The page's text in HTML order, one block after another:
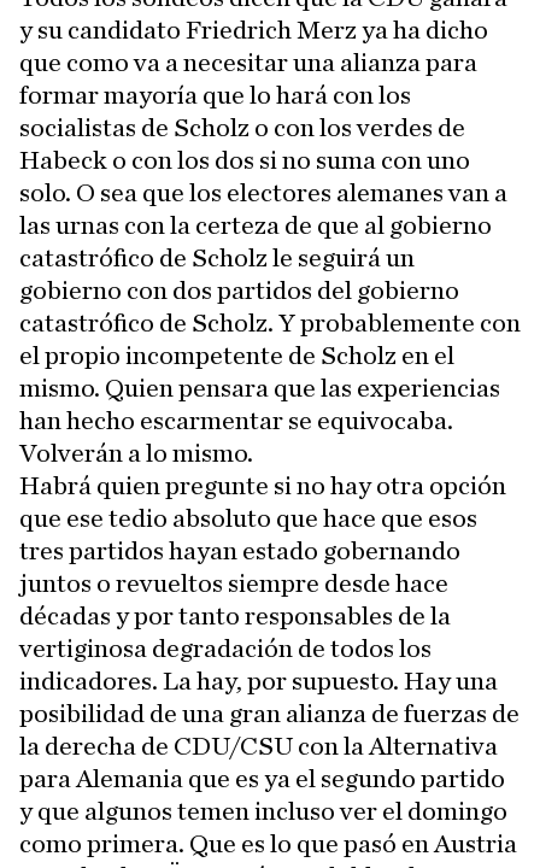
y su candidato Friedrich Merz ya ha dicho
que como va a necesitar una alianza para
formar mayoría que lo hará con los
socialistas de Scholz o con los verdes de
Habeck o con los dos si no suma con uno
solo. O sea que los electores alemanes van a
las urnas con la certeza de que al gobierno
catastrófico de Scholz le seguirá un
gobierno con dos partidos del gobierno
catastrófico de Scholz. Y probablemente con
el propio incompetente de Scholz en el
mismo. Quien pensara que las experiencias
han hecho escarmentar se equivocaba.
Volverán a lo mismo.
Habrá quien pregunte si no hay otra opción
que ese tedio absoluto que hace que esos
tres partidos hayan estado gobernando
juntos o revueltos siempre desde hace
décadas y por tanto responsables de la
vertiginosa degradación de todos los
indicadores. La hay, por supuesto. Hay una
posibilidad de una gran alianza de fuerzas de
la derecha de CDU/CSU con la Alternativa
para Alemania que es ya el segundo partido
y que algunos temen incluso ver el domingo
como primera. Que es lo que pasó en Austria